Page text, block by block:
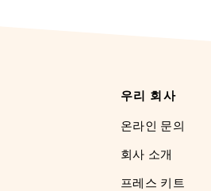
우리 회사
온라인 문의
회사 소개
프레스 키트